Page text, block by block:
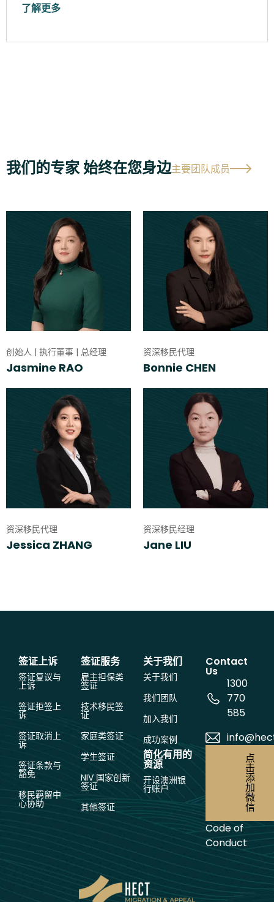
了解更多
我们的专家 始终在您身边主要团队成员
创始人 | 执行董事 | 总经理
Jasmine RAO
资深移民代理
Bonnie CHEN
资深移民代理
Jessica ZHANG
资深移民经理
Jane LIU
签证上诉
签证复议与
上诉
签证拒签上
诉
签证取消上
诉
签证条款与
豁免
移民羁留中
心协助
签证服务
雇主担保类
签证
技术移民签
证
家庭类签证
学生签证
NIV 国家创新
签证
其他签证
关于我们
关于我们
我们团队
加入我们
成功案例
简化有用的
资源
开设澳洲银
行账户
Contact
Us
1300
770
585
点
击
添
加
微
信
Code of
Conduct